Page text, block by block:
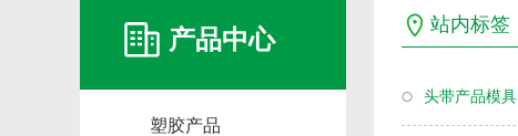
产品中心
塑胶产品
站内标签
头带产品模具